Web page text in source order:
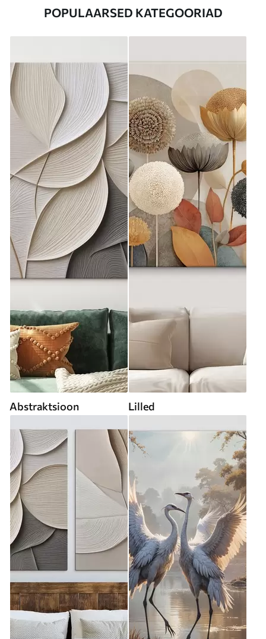
POPULAARSED KATEGOORIAD
Abstraktsioon Lilled